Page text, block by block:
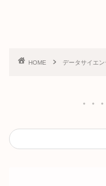
HOME データサイエン